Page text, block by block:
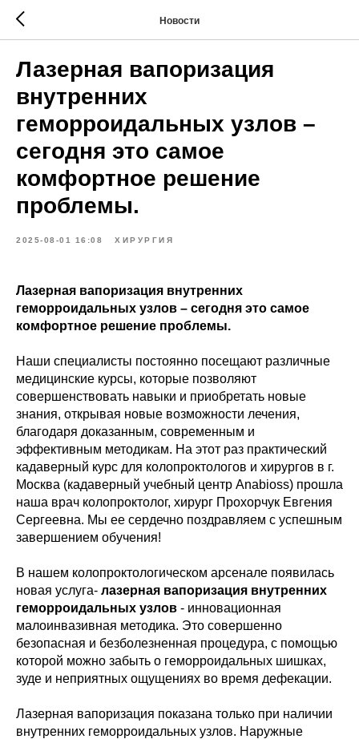
Новости
Лазерная вапоризация
внутренних
геморроидальных узлов –
сегодня это самое
комфортное решение
проблемы.
2025-08-01 16:08 ХИРУРГИЯ
Лазерная вапоризация внутренних
геморроидальных узлов – сегодня это самое
комфортное решение проблемы.
Наши специалисты постоянно посещают различные
медицинские курсы, которые позволяют
совершенствовать навыки и приобретать новые
знания, открывая новые возможности лечения,
благодаря доказанным, современным и
эффективным методикам. На этот раз практический
кадаверный курс для колопроктологов и хирургов в г.
Москва (кадаверный учебный центр Аnabioss) прошла
наша врач колопроктолог, хирург Прохорчук Евгения
Сергеевна. Мы ее сердечно поздравляем с успешным
завершением обучения!
В нашем колопроктологическом арсенале появилась
новая услуга- лазерная вапоризация внутренних
геморроидальных узлов - инновационная
малоинвазивная методика. Это совершенно
безопасная и безболезненная процедура, с помощью
которой можно забыть о геморроидальных шишках,
зуде и неприятных ощущениях во время дефекации.
Лазерная вапоризация показана только при наличии
внутренних геморроидальных узлов. Наружные